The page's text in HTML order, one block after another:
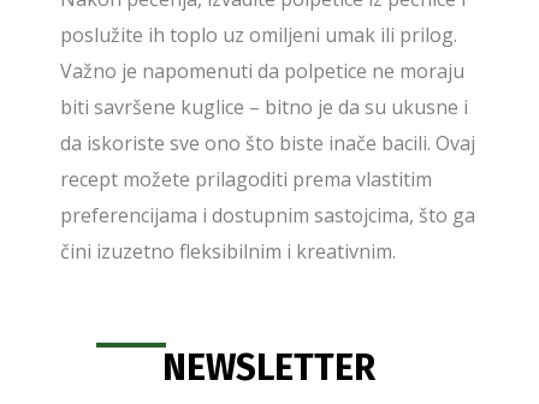
poslužite ih toplo uz omiljeni umak ili prilog.
Važno je napomenuti da polpetice ne moraju
biti savršene kuglice – bitno je da su ukusne i
da iskoriste sve ono što biste inače bacili. Ovaj
recept možete prilagoditi prema vlastitim
preferencijama i dostupnim sastojcima, što ga
čini izuzetno fleksibilnim i kreativnim.
NEWSLETTER